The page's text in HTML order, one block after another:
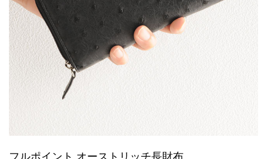
フルポイント オーストリッチ長財布